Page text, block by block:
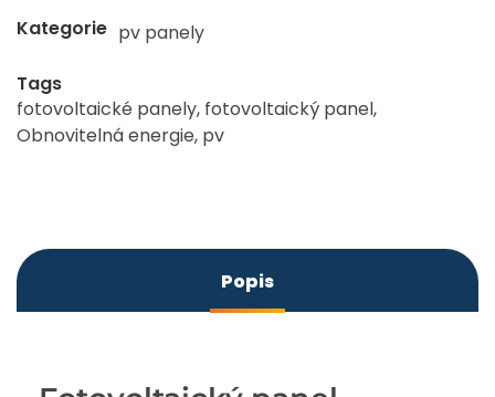
Kategorie pv panely
Tags
fotovoltaické panely, fotovoltaický panel,
Obnovitelná energie, pv
Popis